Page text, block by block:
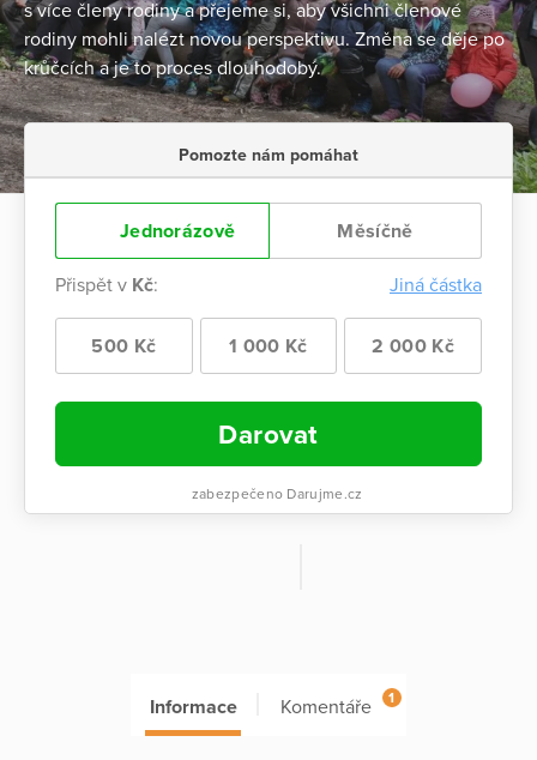
s více členy rodiny a přejeme si, aby všichni členové
rodiny mohli nalézt novou perspektivu. Změna se děje po
krůčcích a je to proces dlouhodobý.
Pomozte nám pomáhat
Jednorázově Měsíčně
Přispět v Kč: Jiná částka
500 Kč 1 000 Kč 2 000 Kč
Darovat
zabezpečeno Darujme.cz
Informace Komentáře 1